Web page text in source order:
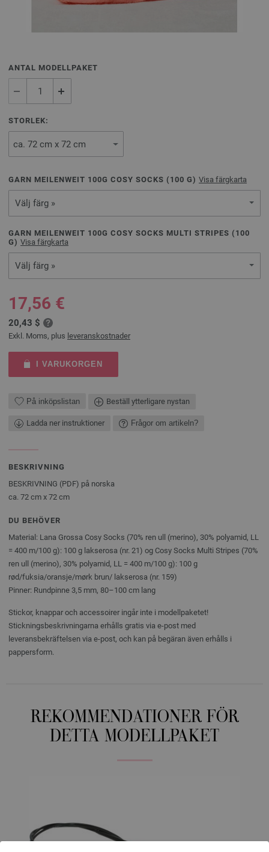
ANTAL MODELLPAKET
STORLEK:
GARN MEILENWEIT 100G COSY SOCKS ( 100 G) Visa färgkarta
Välj färg »
GARN MEILENWEIT 100G COSY SOCKS MULTI STRIPES ( 100
G) Visa färgkarta
Välj färg »
17,56 €
20,43 $
Exkl. Moms, plus leveranskostnader
I VARUKORGEN
På inköpslistan Beställ ytterligare nystan
Ladda ner instruktioner Frågor om artikeln?
BESKRIVNING
BESKRIVNING (PDF) på norska
ca. 72 cm x 72 cm
DU BEHÖVER
Material: Lana Grossa Cosy Socks (70% ren ull (merino), 30% polyamid, LL
= 400 m/100 g): 100 g lakserosa (nr. 21) og Cosy Socks Multi Stripes (70%
ren ull (merino), 30% polyamid, LL = 400 m/100 g): 100 g
rød/fuksia/oransje/mørk brun/ lakserosa (nr. 159)
Pinner: Rundpinne 3,5 mm, 80–100 cm lang
Stickor, knappar och accessoirer ingår inte i modellpaketet!
Stickningsbeskrivningarna erhålls gratis via e-post med
leveransbekräftelsen via e-post, och kan på begäran även erhålls i
pappersform.
REKOMMENDATIONER FÖR
DETTA MODELLPAKET